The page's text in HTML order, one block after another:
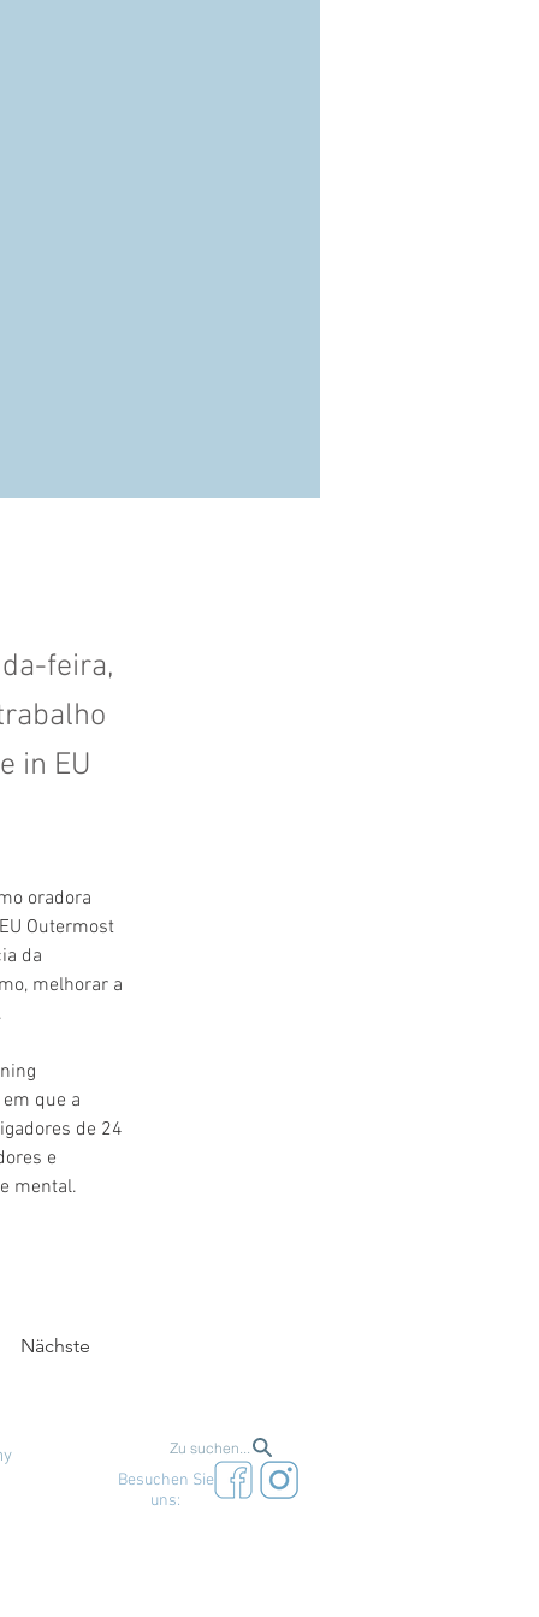
feira,
in EU
oradora
Outermost
da
melhorar a
que a
de 24
e
mental.
Nächste
Zu suchen...
Besuchen Sie
uns: